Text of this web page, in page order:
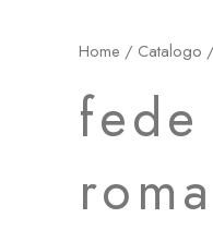
Home / Catalogo